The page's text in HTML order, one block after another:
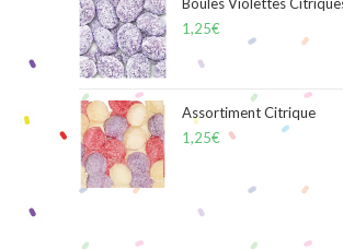
1,25€
Assortiment Citrique
1,25€